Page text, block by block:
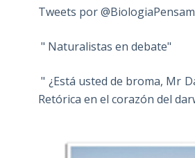
Tweets por
" Naturalistas en debate"
" ¿Está usted de broma, Mr
Retórica en el corazón del